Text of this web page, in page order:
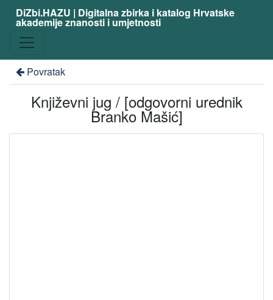
DiZbi.HAZU | Digitalna zbirka i katalog Hrvatske
akademije znanosti i umjetnosti
Povratak
Književni jug / [odgovorni urednik
Branko Mašić]